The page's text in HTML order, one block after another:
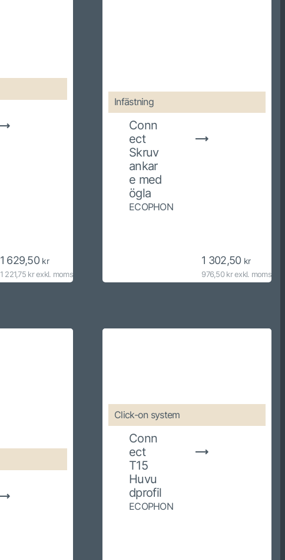
1 629,50 kr
1 221,75 kr exkl. moms
Infästning
Conn
ect
Skruv
ankar
e med
ögla
ECOPHON
1 302,50 kr
976,50 kr exkl. moms
Click-on system
Conn
ect
T15
Huvu
dprofil
ECOPHON